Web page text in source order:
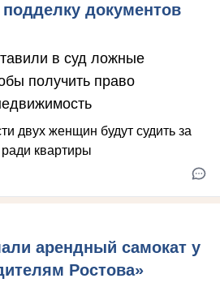
подделку документов
в суд ложные
получить право
арендный самокат у
Ростова»